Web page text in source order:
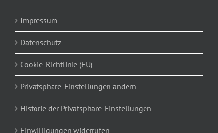
Impressum
Datenschutz
Cookie-Richtlinie (EU)
Privatsphäre-Einstellungen ändern
Historie der Privatsphäre-Einstellungen
Einwilligungen widerrufen